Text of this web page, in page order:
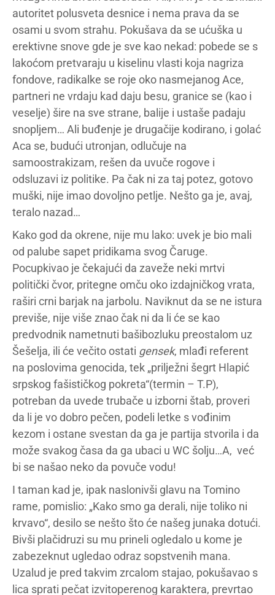
autoritet polusveta desnice i nema prava da se
osami u svom strahu. Pokušava da se ućuška u
erektivne snove gde je sve kao nekad: pobede se s
lakoćom pretvaraju u kiselinu vlasti koja nagriza
fondove, radikalke se roje oko nasmejanog Ace,
partneri ne vrdaju kad daju besu, granice se (kao i
veselje) šire na sve strane, balije i ustaše padaju
snopljem… Ali buđenje je drugačije kodirano, i golać
Aca se, budući utronjan, odlučuje na
samoostrakizam, rešen da uvuče rogove i
odsluzavi iz politike. Pa čak ni za taj potez, gotovo
muški, nije imao dovoljno petlje. Nešto ga je, avaj,
teralo nazad…
Kako god da okrene, nije mu lako: uvek je bio mali
od palube sapet pridikama svog Čaruge.
Pocupkivao je čekajući da zaveže neki mrtvi
politički čvor, pritegne omču oko izdajničkog vrata,
raširi crni barjak na jarbolu. Naviknut da se ne istura
previše, nije više znao čak ni da li će se kao
predvodnik nametnuti bašibozluku preostalom uz
Šešelja, ili će večito ostati gensek, mlađi referent
na poslovima genocida, tek „prilježni šegrt Hlapić
srpskog fašističkog pokreta“(termin – T.P),
potreban da uvede trubače u izborni štab, proveri
da li je vo dobro pečen, podeli letke s vođinim
kezom i ostane svestan da ga je partija stvorila i da
može svakog časa da ga ubaci u WC šolju…A, već
bi se našao neko da povuče vodu!
I taman kad je, ipak naslonivši glavu na Tomino
rame, pomislio: „Kako smo ga derali, nije toliko ni
krvavo“, desilo se nešto što će našeg junaka dotući.
Bivši plačidruzi su mu prineli ogledalo u kome je
zabezeknut ugledao odraz sopstvenih mana.
Uzalud je pred takvim zrcalom stajao, pokušavao s
lica sprati pečat izvitoperenog karaktera, prevrtao